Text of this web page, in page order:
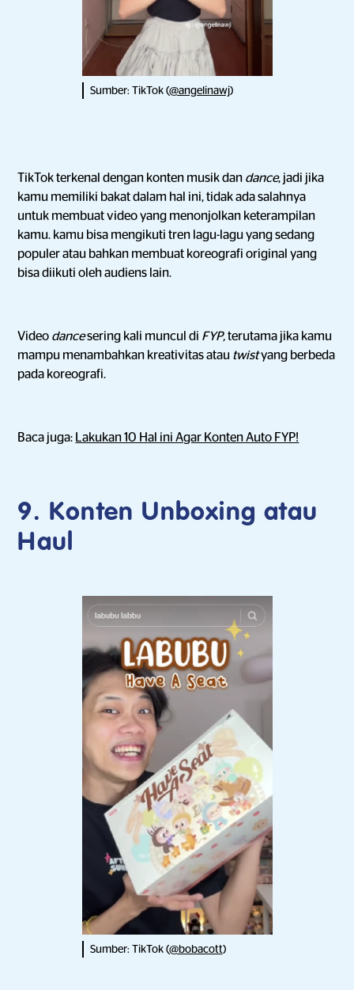
Sumber: TikTok (@angelinawj)
TikTok terkenal dengan konten musik dan dance, jadi jika
kamu memiliki bakat dalam hal ini, tidak ada salahnya
untuk membuat video yang menonjolkan keterampilan
kamu. kamu bisa mengikuti tren lagu-lagu yang sedang
populer atau bahkan membuat koreografi original yang
bisa diikuti oleh audiens lain.
Video dancesering kali muncul di FYP,terutama jika kamu
mampu menambahkan kreativitas atau twistyang berbeda
pada koreografi.
Baca juga: Lakukan 10 Hal ini Agar Konten Auto FYP!
9. Konten Unboxing atau
Haul
Sumber: TikTok (@bobacott)